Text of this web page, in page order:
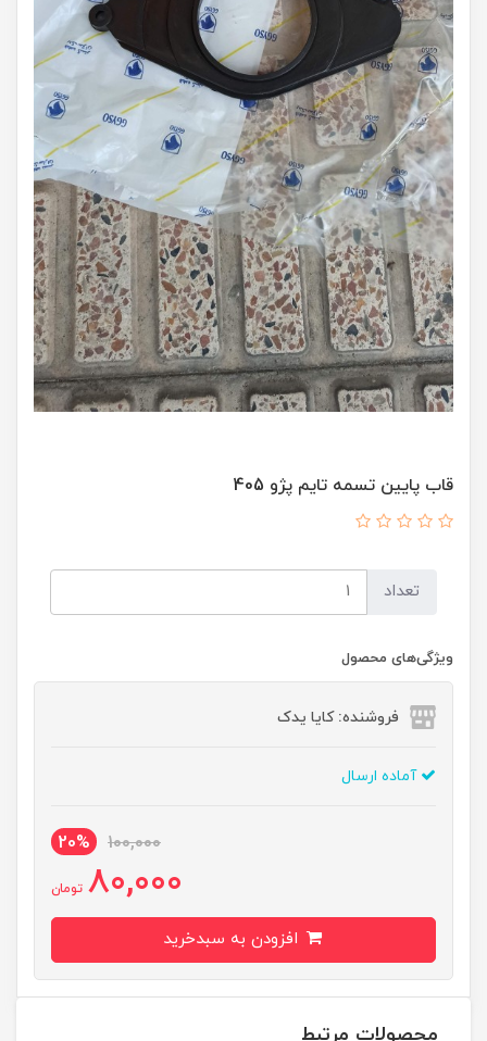
قاب پایین تسمه تایم پژو 405
تعداد
ویژگی‌های محصول
فروشنده: کایا یدک
آماده ارسال
100,000
20%
80,000 تومان
محصولات مرتبط